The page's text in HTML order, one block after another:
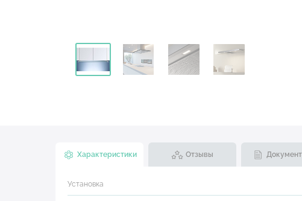
Характеристики Отзывы
Установка